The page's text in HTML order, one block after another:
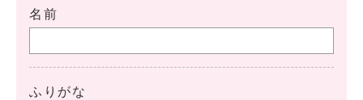
名前
ふりがな